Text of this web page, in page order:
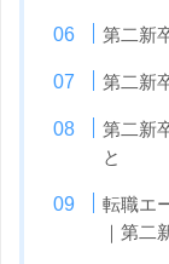
第二新
第二新
第二新
と
転職エ
｜第二